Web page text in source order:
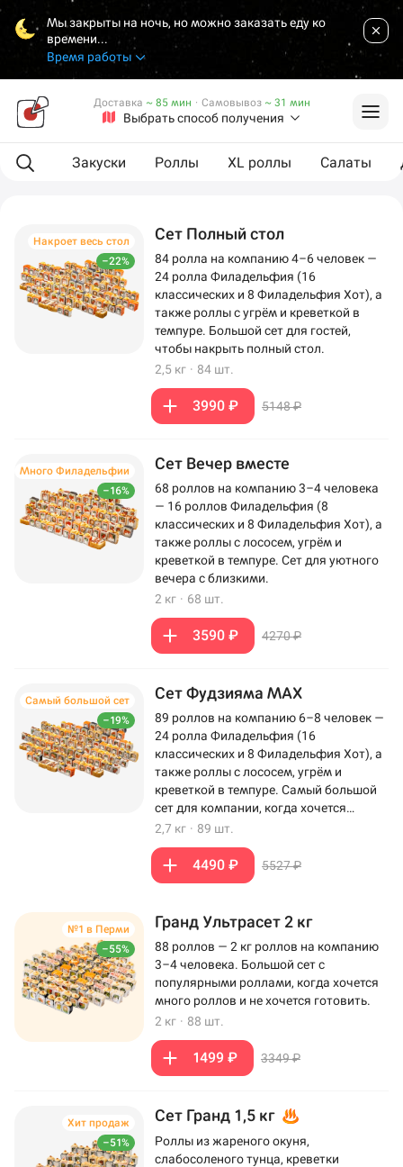
Мы закрыты на ночь, но можно заказать еду ко
времени...
Время работы
Выбрать способ получения
Доставка ~ 85 мин · Самовывоз ~ 31 мин
сеты Закуски Роллы XL роллы Салаты
–22%
Накроет весь стол Сет Полный стол
84 ролла на компанию 4–6 человек —
24 ролла Филадельфия (16
классических и 8 Филадельфия Хот), а
также роллы с угрём и креветкой в
темпуре. Большой сет для гостей,
чтобы накрыть полный стол.
2,5 кг · 84 шт.
3990 ₽ 5148 ₽
–16%
Много Филадельфии Сет Вечер вместе
68 роллов на компанию 3–4 человека
— 16 роллов Филадельфия (8
классических и 8 Филадельфия Хот), а
также роллы с лососем, угрём и
креветкой в темпуре. Сет для уютного
вечера с близкими.
2 кг · 68 шт.
3590 ₽ 4270 ₽
–19%
Самый большой сет Сет Фудзияма MAX
89 роллов на компанию 6–8 человек —
24 ролла Филадельфия (16
классических и 8 Филадельфия Хот), а
также роллы с лососем, угрём и
креветкой в темпуре. Самый большой
сет для компании, когда хочется
максимум роллов на столе.
2,7 кг · 89 шт.
4490 ₽ 5527 ₽
–55%
№1 в Перми Гранд Ультрасет 2 кг
88 роллов — 2 кг роллов на компанию
3–4 человека. Большой сет с
популярными роллами, когда хочется
много роллов и не хочется готовить.
2 кг · 88 шт.
1499 ₽ 3349 ₽
–51%
Хит продаж Сет Гранд 1,5 кг
Роллы из жареного окуня,
слабосоленого тунца, креветки